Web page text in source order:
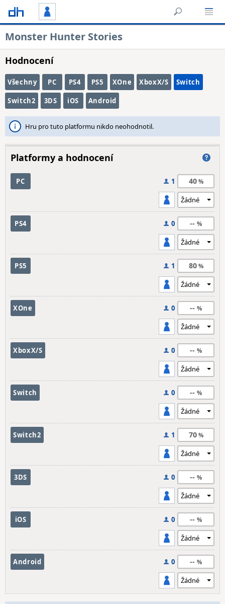
Monster Hunter Stories
Hodnocení
Všechny PC PS4 PS5 XOne XboxX/S Switch
Switch2 3DS iOS Android
Hru pro tuto platformu nikdo neohodnotil.
Platformy a hodnocení
PC 1 40
PS4 0 --
PS5 1 80
XOne 0 --
XboxX/S 0 --
Switch 0 --
Switch2 1 70
3DS 0 --
iOS 0 --
Android 0 --